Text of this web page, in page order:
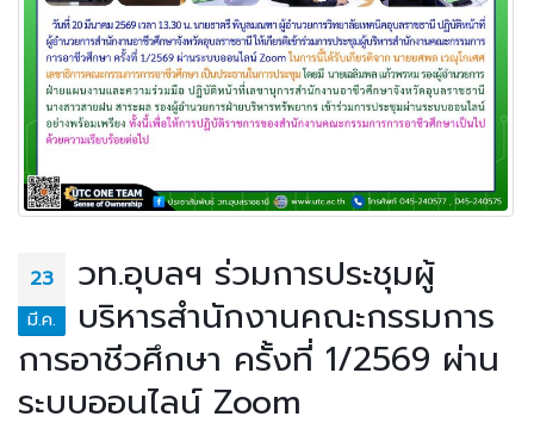
23
มี.ค.
วท.อุบลฯ ร่วมการประชุมผู้
บริหารสำนักงานคณะกรรมการ
การอาชีวศึกษา ครั้งที่ 1/2569 ผ่าน
ระบบออนไลน์ Zoom